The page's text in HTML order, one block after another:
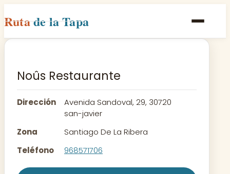
Rutade la Tapa
Inicio
Rutas
Contacto
Noûs Restaurante
Dirección
Avenida Sandoval, 29, 30720
san-javier
Zona
Santiago De La Ribera
Teléfono
968571706